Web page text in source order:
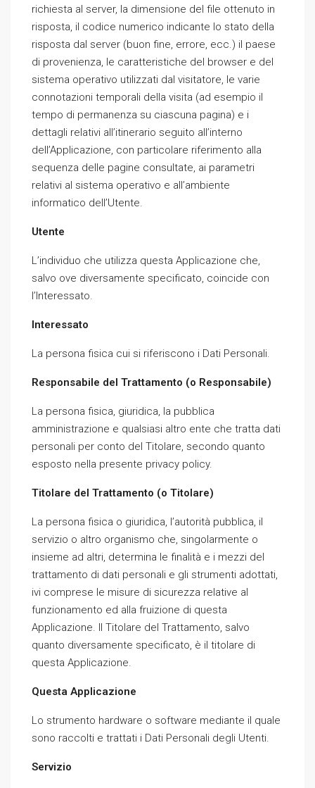
richiesta al server, la dimensione del file ottenuto in
risposta, il codice numerico indicante lo stato della
risposta dal server (buon fine, errore, ecc.) il paese
di provenienza, le caratteristiche del browser e del
sistema operativo utilizzati dal visitatore, le varie
connotazioni temporali della visita (ad esempio il
tempo di permanenza su ciascuna pagina) e i
dettagli relativi all’itinerario seguito all’interno
dell’Applicazione, con particolare riferimento alla
sequenza delle pagine consultate, ai parametri
relativi al sistema operativo e all’ambiente
informatico dell’Utente.
Utente
L’individuo che utilizza questa Applicazione che,
salvo ove diversamente specificato, coincide con
l’Interessato.
Interessato
La persona fisica cui si riferiscono i Dati Personali.
Responsabile del Trattamento (o Responsabile)
La persona fisica, giuridica, la pubblica
amministrazione e qualsiasi altro ente che tratta dati
personali per conto del Titolare, secondo quanto
esposto nella presente privacy policy.
Titolare del Trattamento (o Titolare)
La persona fisica o giuridica, l’autorità pubblica, il
servizio o altro organismo che, singolarmente o
insieme ad altri, determina le finalità e i mezzi del
trattamento di dati personali e gli strumenti adottati,
ivi comprese le misure di sicurezza relative al
funzionamento ed alla fruizione di questa
Applicazione. Il Titolare del Trattamento, salvo
quanto diversamente specificato, è il titolare di
questa Applicazione.
Questa Applicazione
Lo strumento hardware o software mediante il quale
sono raccolti e trattati i Dati Personali degli Utenti.
Servizio